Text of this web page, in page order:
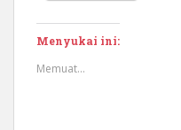
Menyukai ini:
Memuat...